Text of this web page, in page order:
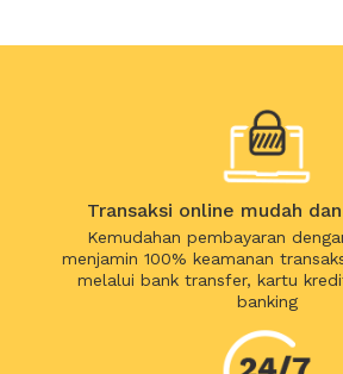
Transaksi online mudah
Kemudahan pembayaran
menjamin 100% keamanan
melalui bank transfer, kartu
banking